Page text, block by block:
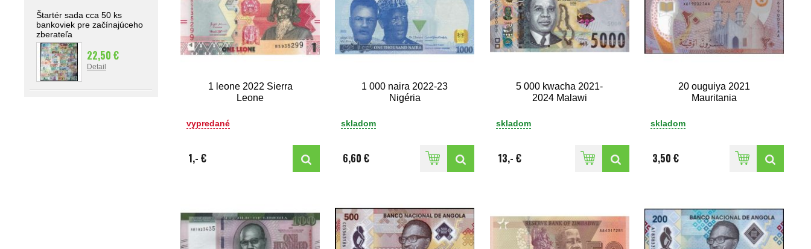
Štartér sada cca 50 ks
bankoviek pre začínajúceho
zberateľa
22,50 €
Detail
1 leone 2022 Sierra
Leone
vypredané
1,- €
1 000 naira 2022-23
Nigéria
skladom
6,60 €
5 000 kwacha 2021-
2024 Malawi
skladom
13,- €
20 ouguiya 2021
Mauritania
skladom
3,50 €